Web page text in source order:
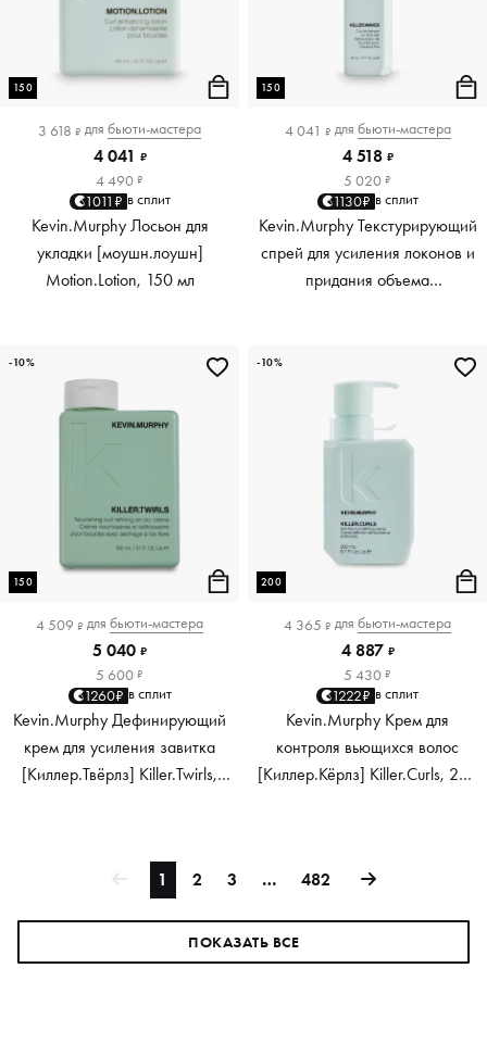
150
3 618 ₽ для бьюти-мастера
4 041 ₽
4 490 ₽
1011₽ в сплит
Kevin.Murphy Лосьон для
укладки [моушн.лоушн]
Motion.Lotion, 150 мл
150
4 041 ₽ для бьюти-мастера
4 518 ₽
5 020 ₽
1130₽ в сплит
Kevin.Murphy Текстурирующий
спрей для усиления локонов и
придания объема
150
4 509 ₽ для бьюти-мастера
5 040 ₽
5 600 ₽
1260₽ в сплит
Kevin.Murphy Дефинирующий
крем для усиления завитка
[Киллер.Твёрлз] Killer.Twirls,
-10%
200
4 365 ₽ для бьюти-мастера
4 887 ₽
5 430 ₽
1222₽ в сплит
Kevin.Murphy Крем для
контроля вьющихся волос
[Киллер.Кёрлз] Killer.Curls, 200
-10%
1 2 3 … 482
ПОКАЗАТЬ ВСЕ